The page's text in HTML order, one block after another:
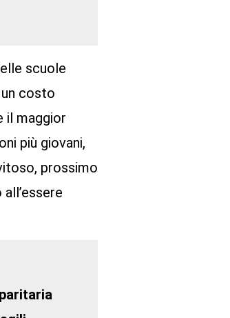
scuole
costo
il maggior
più giovani,
prossimo